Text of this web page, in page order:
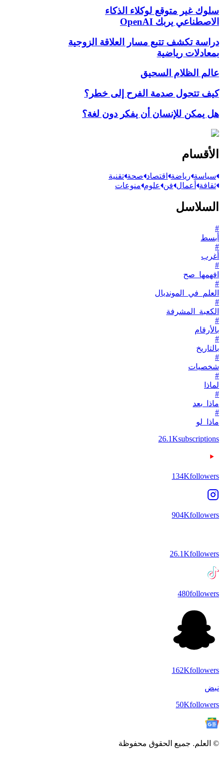
سلوك غير متوقع لوكلاء الذكاء
الاصطناعي يربك OpenAI
دراسة تكشف تتبع مسار العلاقة الزوجية
بمعادلات رياضية
عالم الظلام السحيق
كيف تتحول صدمة الفرح إلى خطر؟
هل يمكن للإنسان أن يفكر دون لغة؟
الأقسام
سياسة رياضة اقتصاد صحة تقنية
ثقافة أعمال فن علوم منوعات
السلاسل
#
أبسط
#
أغرب
#
افهمها_صح
#
العلم_في_المونديال
#
الكعبة_المشرفة
#
بالأرقام
#
بالتاريخ
#
شخصيات
#
لماذا
#
ماذا_بعد
#
ماذا_لو
26.1Ksubscriptions
134Kfollowers
904Kfollowers
26.1Kfollowers
480followers
162Kfollowers
نبض
50Kfollowers
© العلم. جميع الحقوق محفوظة